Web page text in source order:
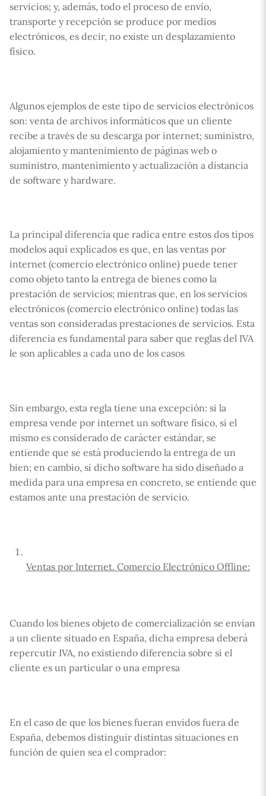
servicios; y, además, todo el proceso de envío,
transporte y recepción se produce por medios
electrónicos, es decir, no existe un desplazamiento
físico.
Algunos ejemplos de este tipo de servicios electrónicos
son: venta de archivos informáticos que un cliente
recibe a través de su descarga por internet; suministro,
alojamiento y mantenimiento de páginas web o
suministro, mantenimiento y actualización a distancia
de software y hardware.
La principal diferencia que radica entre estos dos tipos
modelos aquí explicados es que, en las ventas por
internet (comercio electrónico online) puede tener
como objeto tanto la entrega de bienes como la
prestación de servicios; mientras que, en los servicios
electrónicos (comercio electrónico online) todas las
ventas son consideradas prestaciones de servicios. Esta
diferencia es fundamental para saber que reglas del IVA
le son aplicables a cada uno de los casos
Sin embargo, esta regla tiene una excepción: si la
empresa vende por internet un software físico, si el
mismo es considerado de carácter estándar, se
entiende que se está produciendo la entrega de un
bien; en cambio, si dicho software ha sido diseñado a
medida para una empresa en concreto, se entiende que
estamos ante una prestación de servicio.
Ventas por Internet. Comercio Electrónico Offline:
Cuando los bienes objeto de comercialización se envían
a un cliente situado en España, dicha empresa deberá
repercutir IVA, no existiendo diferencia sobre si el
cliente es un particular o una empresa
En el caso de que los bienes fueran envidos fuera de
España, debemos distinguir distintas situaciones en
función de quien sea el comprador: